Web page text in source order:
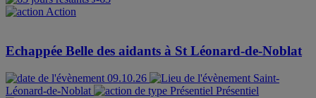
Action
Echappée Belle des aidants à St Léonard-de-Noblat
09.10.26
Saint-
Léonard-de-Noblat
Présentiel